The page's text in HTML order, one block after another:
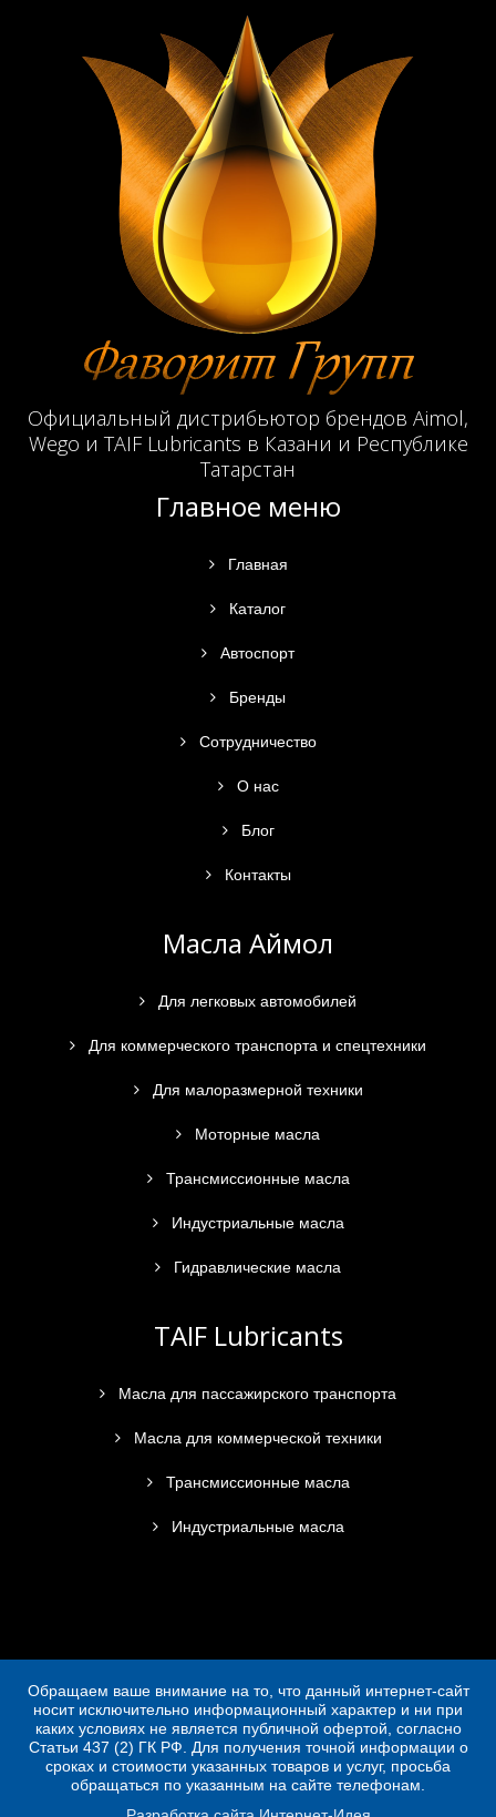
Официальный дистрибьютор брендов Aimol,
Wego и TAIF Lubricants в Казани и Республике
Татарстан
Главное меню
Главная
Каталог
Автоспорт
Бренды
Сотрудничество
О нас
Блог
Контакты
Масла Аймол
Для легковых автомобилей
Для коммерческого транспорта и спецтехники
Для малоразмерной техники
Моторные масла
Трансмиссионные масла
Индустриальные масла
Гидравлические масла
TAIF Lubricants
Масла для пассажирского транспорта
Масла для коммерческой техники
Трансмиссионные масла
Индустриальные масла
Обращаем ваше внимание на то, что данный интернет-сайт
носит исключительно информационный характер и ни при
каких условиях не является публичной офертой, согласно
Статьи 437 (2) ГК РФ. Для получения точной информации о
сроках и стоимости указанных товаров и услуг, просьба
обращаться по указанным на сайте телефонам.